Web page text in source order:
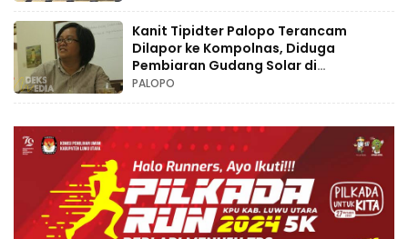
Kanit Tipidter Palopo Terancam
Dilapor ke Kompolnas, Diduga
Pembiaran Gudang Solar di
Perumahan
PALOPO